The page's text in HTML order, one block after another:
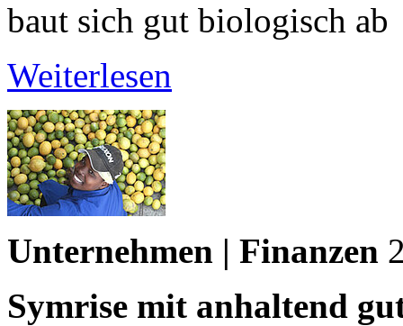
baut sich gut biologisch ab
Weiterlesen
Unternehmen | Finanzen
Symrise mit anhaltend